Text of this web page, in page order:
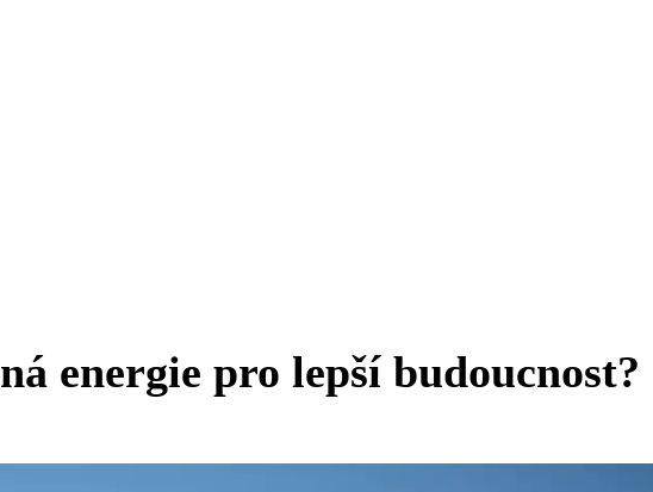
energie pro lepší budoucnost?